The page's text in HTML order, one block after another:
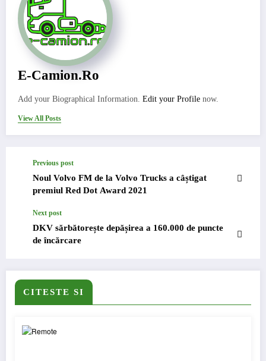
E-Camion.ro
Add your Biographical Information. Edit your Profile now.
View All Posts
Previous post
Noul Volvo FM de la Volvo Trucks a câștigat
premiul Red Dot Award 2021
Next post
DKV sărbătorește depășirea a 160.000 de puncte
de încărcare
CITESTE SI